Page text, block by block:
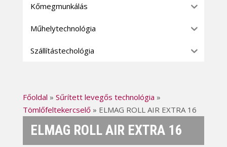
Főoldal » Sűrített levegős technológia »
Tömlőfeltekercselő» ELMAG ROLL AIR EXTRA 16
ELMAG ROLL AIR EXTRA 16
Kőmegmunkálás
Műhelytechnológia
Szállítástechológia